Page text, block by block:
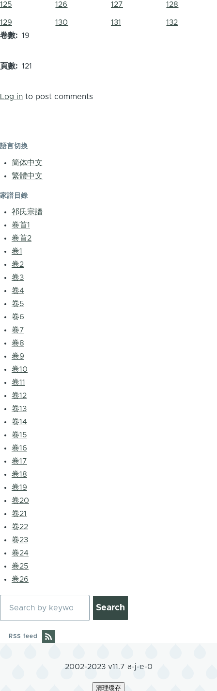
125 126 127 128
129 130 131
132
卷數
19
頁數 121
Log in to post comments
語言切換
简体中文
繁體中文
家譜目錄
祁氏宗譜
卷首1
卷首2
卷1
卷2
卷3
卷4
卷5
卷6
卷7
卷8
卷9
卷10
卷11
卷12
卷13
卷14
卷15
卷16
卷17
卷18
卷19
卷20
卷21
卷22
卷23
卷24
卷25
卷26
RSS feed
2002-2023 v11.7 a-j-e-0